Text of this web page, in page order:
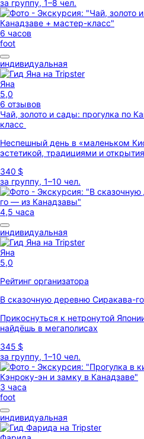
за группу, 1–8 чел.
6 часов
foot
индивидуальная
Яна
5,0
6 отзывов
Чай, золото и сады: прогулка по
класс
Неспешный день в «маленьком
эстетикой, традициями и
340 $
за группу, 1–10 чел.
4,5 часа
индивидуальная
Яна
5,0
Рейтинг организатора
В сказочную деревню Сиракава-
Прикоснуться к нетронутой
найдёшь в мегаполисах
345 $
за группу, 1–10 чел.
3 часа
foot
индивидуальная